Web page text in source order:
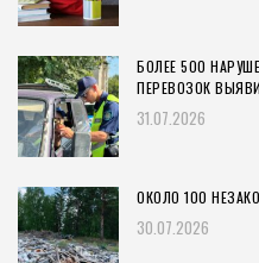
БОЛЕЕ 500
ПЕРЕВОЗОК
31.07.2026
ОКОЛО 100
30.07.2026